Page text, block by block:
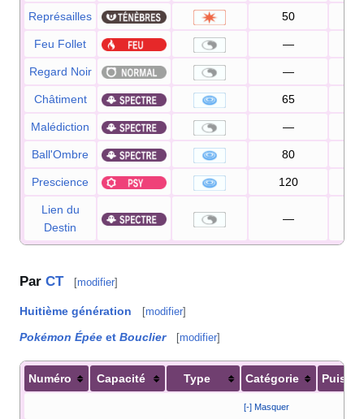
Représailles 50
Feu Follet —
Regard Noir —
Châtiment 65
Malédiction —
Ball'Ombre 80
Prescience 120
Lien du
Destin
—
Par CT [modifier]
Huitième génération [modifier]
Pokémon Épée et Bouclier [modifier]
Numéro Capacité Type Catégorie
[-] Masquer